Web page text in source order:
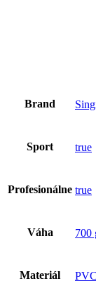
Brand
Sport true
Profesionálne true
Váha 700
Materiál PVC